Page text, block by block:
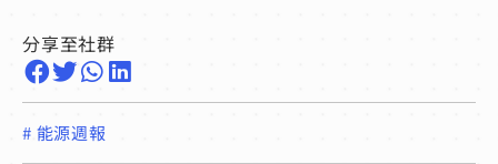
分享至社群
# 能源週報